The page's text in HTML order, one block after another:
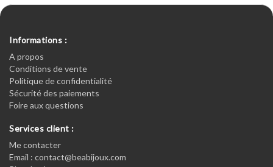
Informations :
A propos
Conditions de vente
Politique de confidentialité
Sécurité des paiements
Foire aux questions
Services client :
Me contacter
Email : contact@beabijoux.com